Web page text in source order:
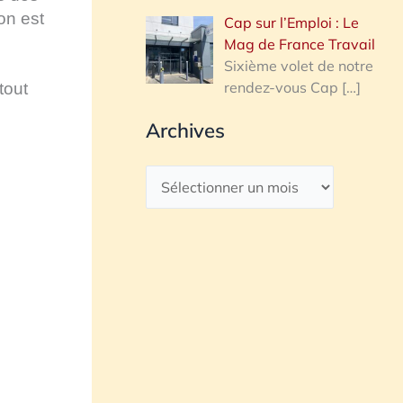
est
Cap sur l’Emploi : Le
Mag de France Travail
Sixième volet de notre
rendez-vous Cap […]
Archives